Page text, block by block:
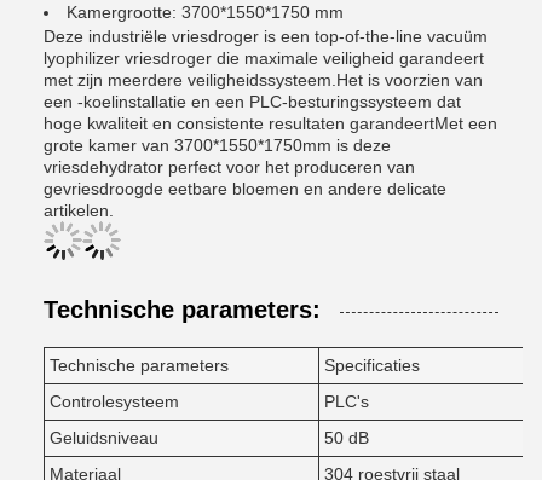
Kamergrootte: 3700*1550*1750 mm
Deze industriële vriesdroger is een top-of-the-line vacuüm
lyophilizer vriesdroger die maximale veiligheid garandeert
met zijn meerdere veiligheidssysteem.Het is voorzien van
een -koelinstallatie en een PLC-besturingssysteem dat
hoge kwaliteit en consistente resultaten garandeertMet een
grote kamer van 3700*1550*1750mm is deze
vriesdehydrator perfect voor het produceren van
gevriesdroogde eetbare bloemen en andere delicate
artikelen.
Technische parameters:
Technische parameters
Specificaties
Controlesysteem
PLC's
Geluidsniveau
50 dB
Materiaal
304 roestvrij staal